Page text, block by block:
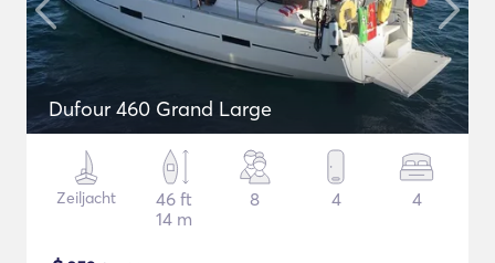
Dufour 460 Grand Large
Zeiljacht
46 ft
14 m
8 4 4